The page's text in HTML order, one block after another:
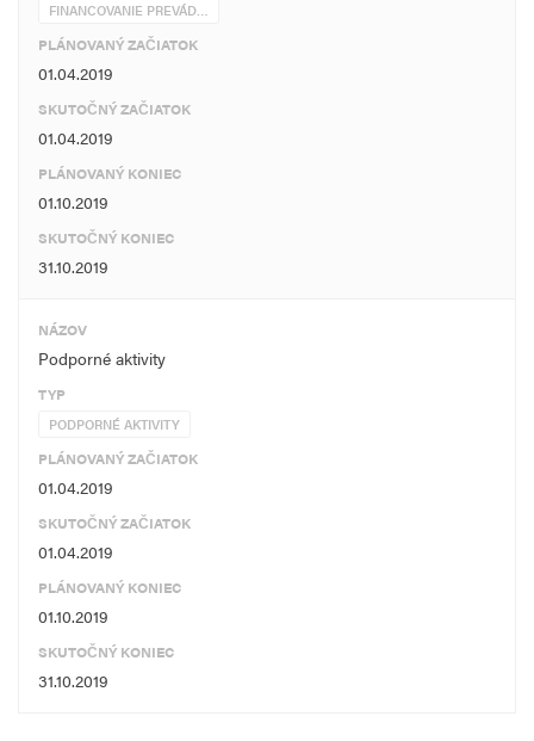
FINANCOVANIE PREVÁD…
PLÁNOVANÝ ZAČIATOK
01.04.2019
SKUTOČNÝ ZAČIATOK
01.04.2019
PLÁNOVANÝ KONIEC
01.10.2019
SKUTOČNÝ KONIEC
31.10.2019
NÁZOV
Podporné aktivity
TYP
PODPORNÉ AKTIVITY
PLÁNOVANÝ ZAČIATOK
01.04.2019
SKUTOČNÝ ZAČIATOK
01.04.2019
PLÁNOVANÝ KONIEC
01.10.2019
SKUTOČNÝ KONIEC
31.10.2019